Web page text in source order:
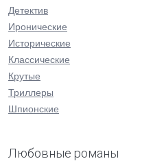
Детектив
Иронические
Исторические
Классические
Крутые
Триллеры
Шпионские
Любовные романы